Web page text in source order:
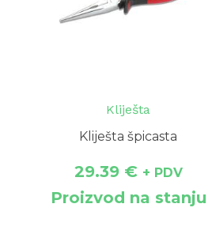
Kliješta
Kliješta špicasta
29.39 € + PDV
Proizvod na stanju